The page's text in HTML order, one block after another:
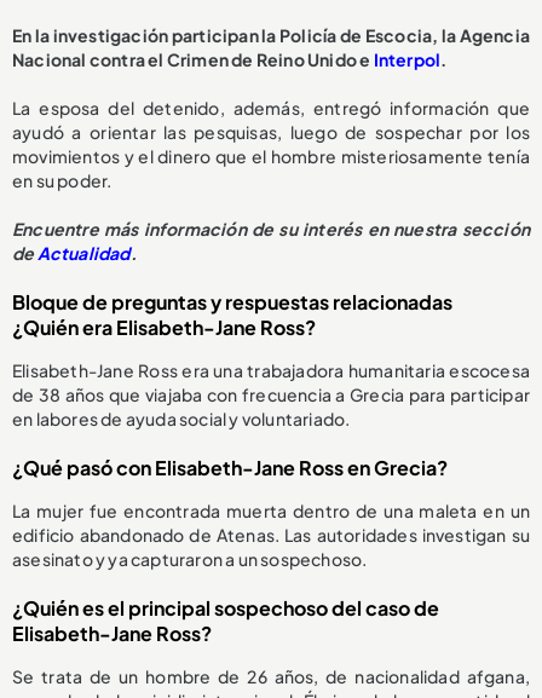
En la investigación participan la Policía de Escocia, la Agencia
Nacional contra el Crimen de Reino Unido e Interpol.
La esposa del detenido, además, entregó información que
ayudó a orientar las pesquisas, luego de sospechar por los
movimientos y el dinero que el hombre misteriosamente tenía
en su poder.
Encuentre más información de su interés en nuestra sección
deActualidad.
Bloque de preguntas y respuestas relacionadas
¿Quién era Elisabeth-Jane Ross?
Elisabeth-Jane Ross era una trabajadora humanitaria escocesa
de 38 años que viajaba con frecuencia a Grecia para participar
en labores de ayuda social y voluntariado.
¿Qué pasó con Elisabeth-Jane Ross en Grecia?
La mujer fue encontrada muerta dentro de una maleta en un
edificio abandonado de Atenas. Las autoridades investigan su
asesinato y ya capturaron a un sospechoso.
¿Quién es el principal sospechoso del caso de
Elisabeth-Jane Ross?
Se trata de un hombre de 26 años, de nacionalidad afgana,